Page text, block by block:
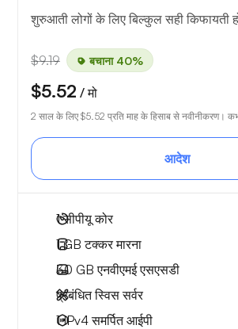
शुरुआती लोगों के लिए बिल्कुल सही किफायती
$9.19 बचाना 40%
$5.52 / मो
2 साल के लिए $5.52 प्रति माह के हिसाब से नवीनीकरण।
आदेश
1सीपीयू कोर
1 GB टक्कर मारना
30 GB एनवीएमई एसएसडी
प्रबंधित स्विस सर्वर
1 IPv4समर्पित आईपी